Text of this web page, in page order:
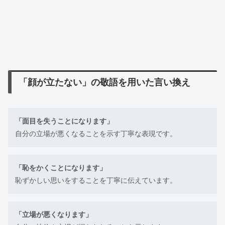
「顔が立たない」の敬語を用いた言い換え
「面目を失うことになります」
自分の立場が悪くなることを示す丁寧な表現です。
「恥をかくことになります」
恥ずかしい思いをすることを丁寧に伝えています。
「立場が悪くなります」